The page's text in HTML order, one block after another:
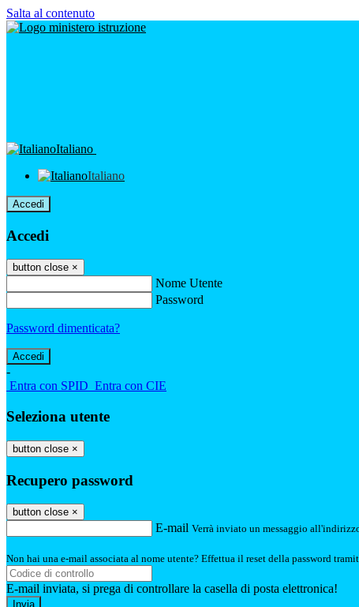
Salta al contenuto
Italiano
Italiano
Accedi
Accedi
button close ×
Nome Utente
Password
Password dimenticata?
-
Entra con SPID Entra con CIE
Seleziona utente
button close ×
Recupero password
button close ×
E-mail Verrà inviato un messaggio
Non hai una e-mail associata al nome utente? Effettua il reset della password
E-mail inviata, si prega di controllare la casella di posta elettronica!